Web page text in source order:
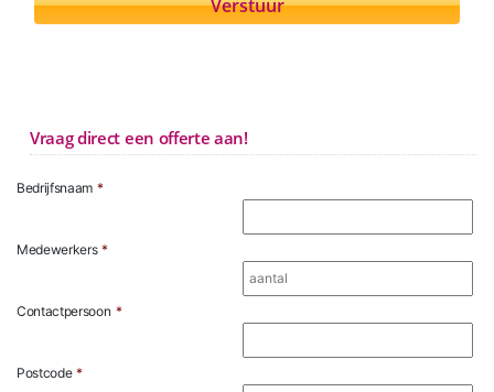
Vraag direct een offerte aan!
Bedrijfsnaam *
Medewerkers *
Contactpersoon *
Postcode *